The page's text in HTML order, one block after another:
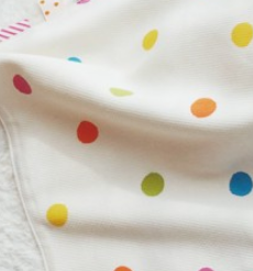
바로가기